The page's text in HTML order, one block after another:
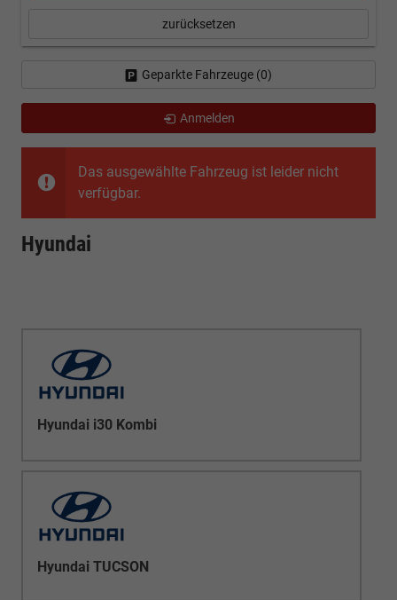
Das ausgewählte Fahrzeug ist leider nicht
verfügbar.
Hyundai
Hyundai i30 Kombi
Hyundai TUCSON
zurücksetzen
Geparkte Fahrzeuge (0)
Anmelden